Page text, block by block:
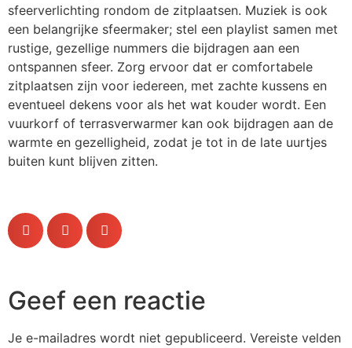
sfeerverlichting rondom de zitplaatsen. Muziek is ook
een belangrijke sfeermaker; stel een playlist samen met
rustige, gezellige nummers die bijdragen aan een
ontspannen sfeer. Zorg ervoor dat er comfortabele
zitplaatsen zijn voor iedereen, met zachte kussens en
eventueel dekens voor als het wat kouder wordt. Een
vuurkorf of terrasverwarmer kan ook bijdragen aan de
warmte en gezelligheid, zodat je tot in de late uurtjes
buiten kunt blijven zitten.
Geef een reactie
Je e-mailadres wordt niet gepubliceerd. Vereiste velden